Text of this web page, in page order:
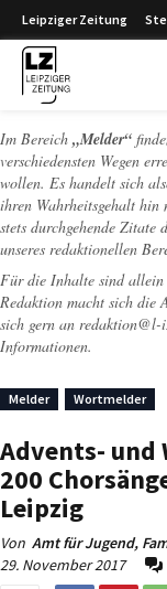
Leipziger Zeitung
Im Bereich „Melder“
verschiedensten Wegen
wollen. Es handelt sich
ihren Wahrheitsgehalt
stets durchgehende Zitate
unseres redaktionellen
Für die Inhalte sind
Redaktion macht sich die
sich gern an redaktion@l-
Informationen.
Melder Wortmelder
Advents-
200
Leipzig
Von Amt für Jugend,
29. November 2017